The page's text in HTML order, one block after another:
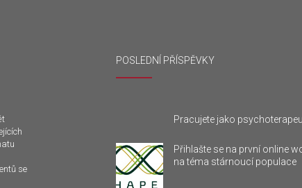
se
POSLEDNÍ PŘÍSPĚVKY
Pracujete jako
Přihlašte se na první online
na téma stárnoucí populace